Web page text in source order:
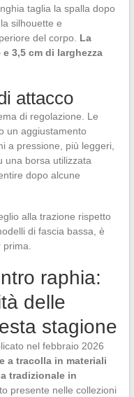
taglia la spalla dopo
silhouette e
del corpo. La
3,5 cm di larghezza
attacco
di regolazione. Le
un aggiustamento
a pressione, più leggeri,
una borsa utilizzata
dopo alcune
alla trazione rispetto
di fascia bassa, è
raphia:
delle
stagione
nel febbraio 2026
a tracolla in materiali
tradizionale in
presente nelle collezioni